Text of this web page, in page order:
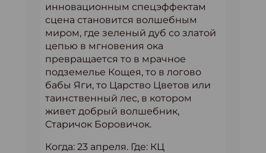
инновационным спецэффектам
сцена становится волшебным
миром, где зеленый дуб со златой
цепью в мгновения ока
превращается то в мрачное
подземелье Кощея, то в логово
бабы Яги, то Царство Цветов или
таинственный лес, в котором
живет добрый волшебник,
Старичок Боровичок.
Когда: 23 апреля. Где: КЦ